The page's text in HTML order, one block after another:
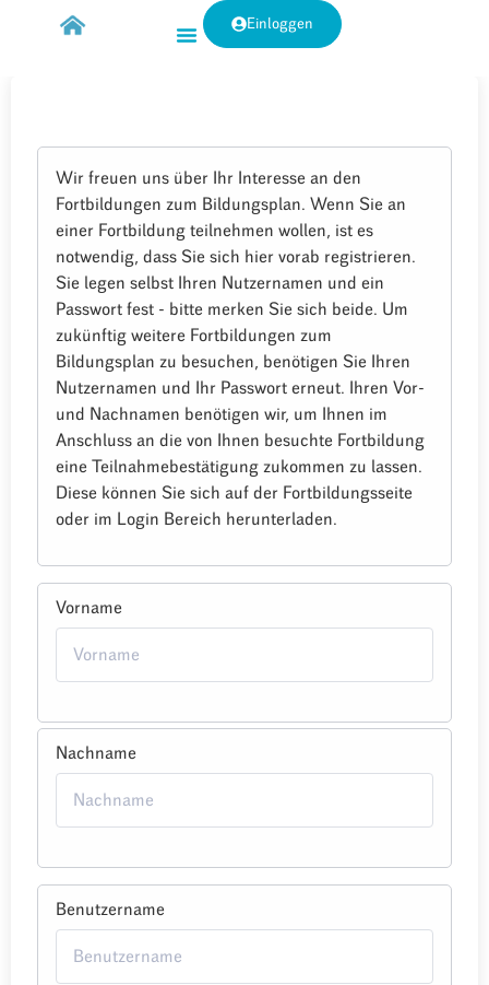
Einloggen
Wir freuen uns über Ihr Interesse an den
Fortbildungen zum Bildungsplan. Wenn Sie an
einer Fortbildung teilnehmen wollen, ist es
notwendig, dass Sie sich hier vorab registrieren.
Sie legen selbst Ihren Nutzernamen und ein
Passwort fest - bitte merken Sie sich beide. Um
zukünftig weitere Fortbildungen zum
Bildungsplan zu besuchen, benötigen Sie Ihren
Nutzernamen und Ihr Passwort erneut. Ihren Vor-
und Nachnamen benötigen wir, um Ihnen im
Anschluss an die von Ihnen besuchte Fortbildung
eine Teilnahmebestätigung zukommen zu lassen.
Diese können Sie sich auf der Fortbildungsseite
oder im Login Bereich herunterladen.
Vorname
Nachname
Benutzername